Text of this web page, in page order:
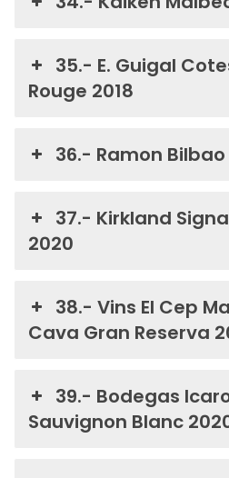
35.- E. Guigal
Rouge 2018
36.- Ramon
37.- Kirkland
2020
38.- Vins El Cep
Cava Gran Reserva
39.- Bodegas
Sauvignon Blanc